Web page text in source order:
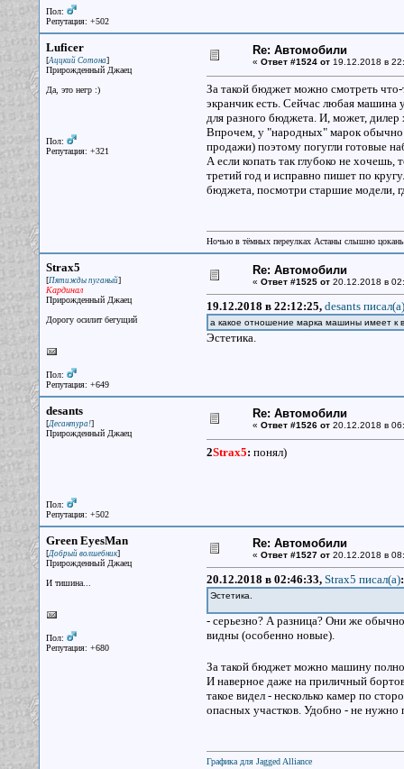
Пол:
Репутация: +502
Luficer
[Аццкий Сотона]
Прирожденный Джаец
Да, это негр :)
Пол:
Репутация: +321
Re: Автомобили
« Ответ #1524 от19.12.2018 в
За такой бюджет можно смотреть
экранчик есть. Сейчас любая машина
для разного бюджета. И, может, дилер
Впрочем, у "народных" марок обычно
продажи) поэтому погугли готовые
А если копать так глубоко не
третий год и исправно пишет по
бюджета, посмотри старшие модели,
Ночью в тёмных переулках Астаны слышно
Strax5
[Пятижды пуганый]
Кардинал
Прирожденный Джаец
Дорогу осилит бегущий
Пол:
Репутация: +649
Re: Автомобили
« Ответ #1525 от20.12.2018 в
19.12.2018 в 22:12:25, desants писал(a)
а какое отношение марка машины имеет к
Эстетика.
desants
[Десантура!]
Прирожденный Джаец
Пол:
Репутация: +502
Re: Автомобили
« Ответ #1526 от20.12.2018 в
2Strax5: понял)
Green EyesMan
[Добрый волшебник]
Прирожденный Джаец
И тишина...
Пол:
Репутация: +680
Re: Автомобили
« Ответ #1527 от20.12.2018 в
20.12.2018 в 02:46:33, Strax5 писал(a):
Эстетика.
- серьезно? А разница? Они же
видны (особенно новые).
За такой бюджет можно машину
И наверное даже на приличный
такое видел - несколько камер по
опасных участков. Удобно - не нужно
Графика для Jagged Alliance